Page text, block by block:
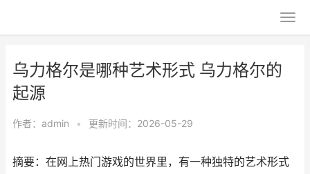
乌力格尔是哪种艺术形式 乌力格尔的
起源
作者： admin • 更新时间：2026-05-29
摘要：在网上热门游戏的世界里，有一种独特的艺术形式